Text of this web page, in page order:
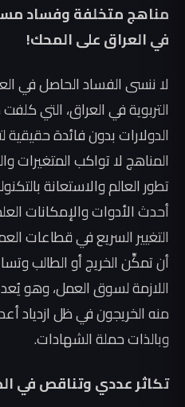
مناهج متخلفة وفساد
في العراق على المحك!
لا ننسى الفساد الحاصل في
التربوية في العراق، التي
الدولارات بدون فائدة
المناهج لا تواكب المتغيرات
تطور العالم والاستعانة
أحدث الأدوات والإمكانات
التغيير السريع في قطاعات
أن تمكِّن الخريج أو الطالب
اللازمة لسوق العمل، وهو
منه الخريجون في ظل ازدياد
وبالذات حملة الشهادات.
تكاثر عددي وتناقص في